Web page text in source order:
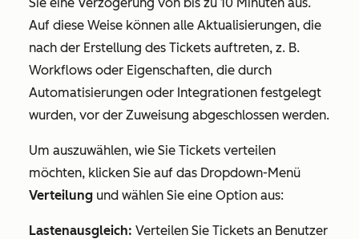
Auf diese Weise können alle Aktualisierungen, die
nach der Erstellung des Tickets auftreten, z. B.
Workflows oder Eigenschaften, die durch
Automatisierungen oder Integrationen festgelegt
wurden, vor der Zuweisung abgeschlossen werden.
Um auszuwählen, wie Sie Tickets verteilen
möchten, klicken Sie auf das Dropdown-Menü
Verteilung und wählen Sie eine Option aus:
Lastenausgleich: Verteilen Sie Tickets an Benutzer